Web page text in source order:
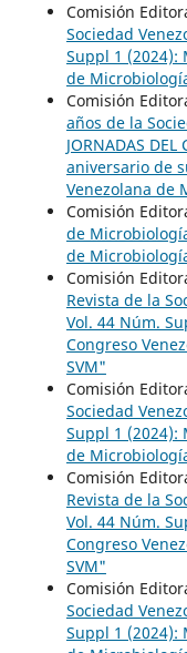
Comisión
Sociedad
Suppl 1 (2024):
de
Comisión
años de la
JORNADAS DEL
aniversario de
Venezolana de
Comisión
de
de
Comisión
Revista de la
Vol. 44 Núm.
Congreso
SVM"
Comisión
Sociedad
Suppl 1 (2024):
de
Comisión
Revista de la
Vol. 44 Núm.
Congreso
SVM"
Comisión
Sociedad
Suppl 1 (2024):